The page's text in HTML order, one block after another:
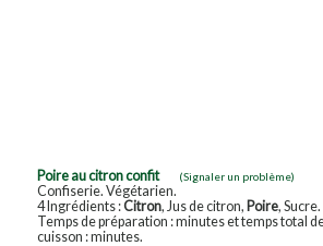
Poire au citron confit (Signaler un problème)
Confiserie. Végétarien.
4 Ingrédients :Citron, Jus de citron, Poire, Sucre.
Temps de préparation : minutes et temps total
cuisson : minutes.